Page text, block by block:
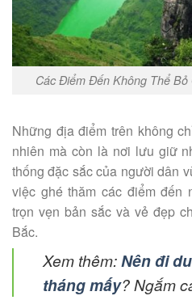
Các Điểm Đến Không Thể Bỏ
Những địa điểm trên không
nhiên mà còn là nơi lưu giữ
thống đặc sắc của người dân
việc ghé thăm các điểm đến
trọn vẹn bản sắc và vẻ đẹp
Bắc.
Xem thêm:Nên đi
tháng mấy? Ngắm